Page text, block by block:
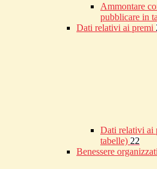
Ammontare
pubblicare in
Dati relativi ai premi
Dati relativi ai
tabelle) 22
Benessere